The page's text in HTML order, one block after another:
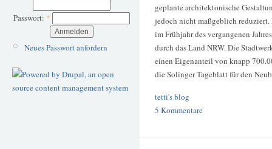
Passwort: *
Neues Passwort anfordern
geplante architektonische
jedoch nicht maßgeblich
im Frühjahr des vergangenen
durch das Land NRW. Die
einen Eigenanteil von knapp
die Solinger Tageblatt für den
tetti's blog
5 Kommentare